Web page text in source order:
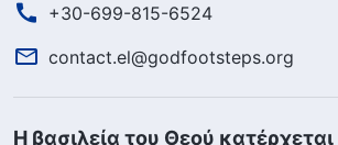
+30-699-815-6524
contact.el@godfootsteps.org
Η βασιλεία του Θεού κατέρχεται